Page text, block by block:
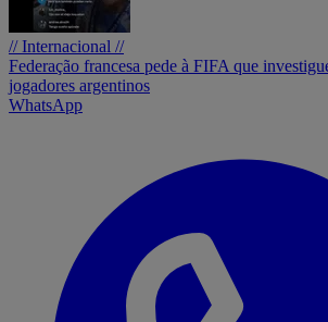
// Internacional //
Federação francesa pede à FIFA que
jogadores argentinos
WhatsApp